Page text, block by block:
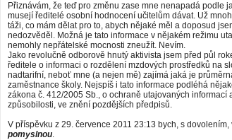
Přiznávám, že teď pro změnu zase mne nenapadá podle
musejí ředitelé osobní hodnocení učitelům dávat. Už
táži, co mám dělat pro to, abych nějaké měl a doposud
nedozvěděl. Možná je tato informace v nějakém režimu
nemohly nepřátelské mocnosti zneužít. Nevím.
Jako revolučně odborově hnutý aktivista jsem před půl
ředitele o informaci o rozdělení mzdových prostředků na
nadtarifní, neboť mne (a nejen mě) zajímá jaká je
zaměstnance školy. Nejspíš i tato informace podléhá
zákona č. 412/2005 Sb., o ochraně utajovaných informací
způsobilosti, ve znění pozdějších předpisů.
V příspěvku z 29. července 2011 23:13 bych, s
pomyslnou.